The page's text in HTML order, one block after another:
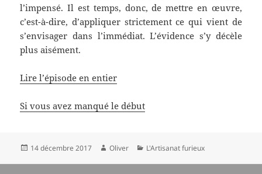
l’impensé. Il est temps, donc, de mettre en œuvre,
c’est-à-dire, d’appliquer strictement ce qui vient de
s’envisager dans l’immédiat. L’évidence s’y décèle
plus aisément.
Lire l’épisode en entier
Si vous avez manqué le début
Publié
14 décembre 2017 Auteur
Oliver Catégories
L'Artisanat furieux